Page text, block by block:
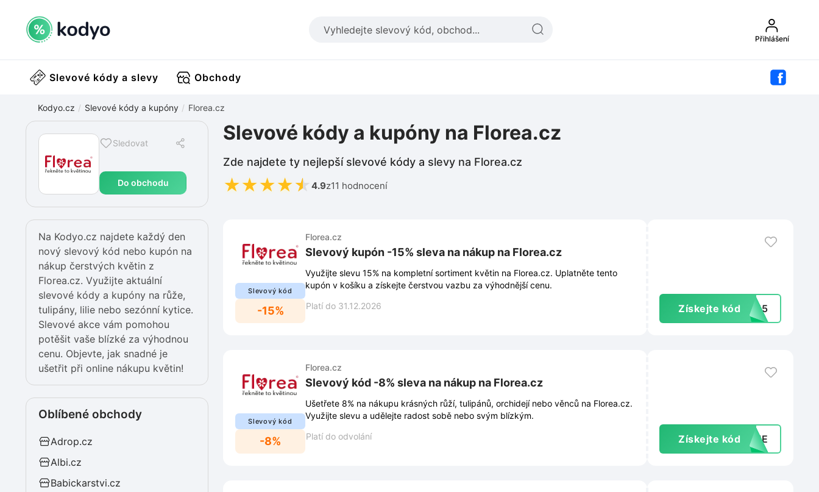
Přihlášení
Slevové kódy a slevy Obchody
Kodyo.cz Slevové kódy a kupóny Florea.cz
Sledovat
Do obchodu
Slevové kódy a kupóny na Florea.cz
Zde najdete ty nejlepší slevové kódy a slevy na Florea.cz
★★★★★ 4.9z11 hodnocení
Na Kodyo.cz najdete každý den
nový slevový kód nebo kupón na
nákup čerstvých květin z
Florea.cz. Využijte aktuální
slevové kódy a kupóny na růže,
tulipány, lilie nebo sezónní kytice.
Slevové akce vám pomohou
potěšit vaše blízké za výhodnou
cenu. Objevte, jak snadné je
ušetřit při online nákupu květin!
Oblíbené obchody
Adrop.cz
Albi.cz
Babickarstvi.cz
Slevový kód
-15%
Florea.cz
Slevový kupón -15% sleva na nákup na Florea.cz
Využijte slevu 15% na kompletní sortiment květin na Florea.cz. Uplatněte tento
kupón v košíku a získejte čerstvou vazbu za výhodnější cenu.
Platí do 31.12.2026
Získejte kód TA15
Slevový kód
-8%
Florea.cz
Slevový kód -8% sleva na nákup na Florea.cz
Ušetřete 8% na nákupu krásných růží, tulipánů, orchidejí nebo věnců na Florea.cz.
Využijte slevu a udělejte radost sobě nebo svým blízkým.
Platí do odvolání
Získejte kód-VME